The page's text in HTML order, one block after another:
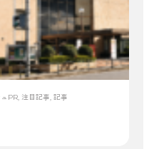
PR, 注目記事, 記事